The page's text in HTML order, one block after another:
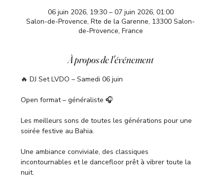
06 juin 2026, 19:30 – 07 juin 2026, 01:00
Salon-de-Provence, Rte de la Garenne, 13300 Salon-
de-Provence, France
À propos de l'événement
🔥 DJ Set LVDO – Samedi 06 juin
Open format – généraliste 🎧
Les meilleurs sons de toutes les générations pour une
soirée festive au Bahia.
Une ambiance conviviale, des classiques
incontournables et le dancefloor prêt à vibrer toute la
nuit.